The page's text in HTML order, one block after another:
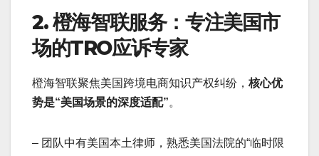
2. 橙海智联服务：专注美国市
场的TRO应诉专家
橙海智联聚焦美国跨境电商知识产权纠纷， 核心优
势是“美国场景的深度适配”。
– 团队中有美国本土律师，熟悉美国法院的“临时限